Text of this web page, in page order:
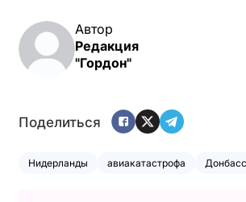
Автор
Редакция
"Гордон"
Поделиться
Нидерланды авиакатастрофа Донбасс